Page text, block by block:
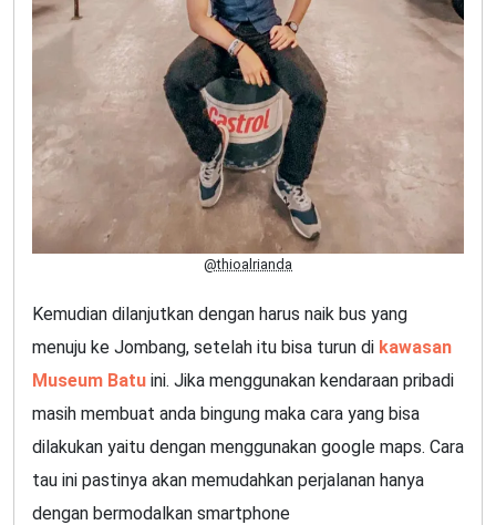
@thioalrianda
Kemudian dilanjutkan dengan harus naik bus yang
menuju ke Jombang, setelah itu bisa turun di kawasan
Museum Batu ini. Jika menggunakan kendaraan pribadi
masih membuat anda bingung maka cara yang bisa
dilakukan yaitu dengan menggunakan google maps. Cara
tau ini pastinya akan memudahkan perjalanan hanya
dengan bermodalkan smartphone